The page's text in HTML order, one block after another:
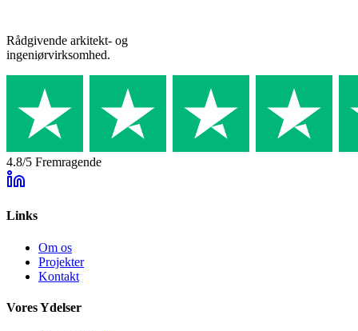
Rådgivende arkitekt- og
ingeniørvirksomhed.
4.8/5 Fremragende
Links
Om os
Projekter
Kontakt
Vores Ydelser